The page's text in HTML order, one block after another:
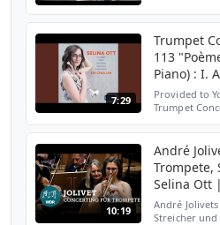
7:29
Trumpet
113
Piano) : I.
Provided to
Trumpet
Desenclos,
10:19
André
Trompete,
Selina Ott
André
Streicher und